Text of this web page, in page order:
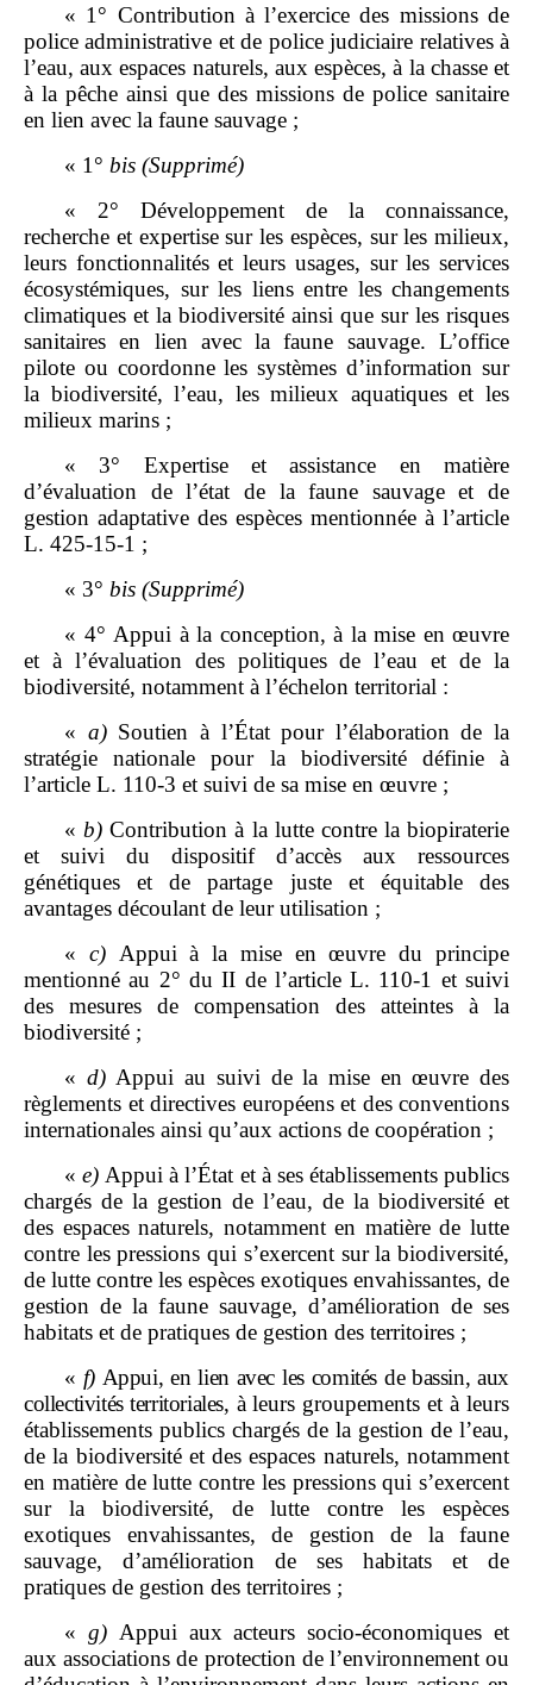
« 1° Contribution à l’exercice des missions de
police administrative et de police judiciaire relatives à
l’eau, aux espaces naturels, aux espèces, à la chasse et
à la pêche ainsi que des missions de police sanitaire
en lien avec la faune sauvage ;
« 1° bis (Supprimé)
« 2° Développement de la connaissance,
recherche et expertise sur les espèces, sur les milieux,
leurs fonctionnalités et leurs usages, sur les services
écosystémiques, sur les liens entre les changements
climatiques et la biodiversité ainsi que sur les risques
sanitaires en lien avec la faune sauvage. L’office
pilote ou coordonne les systèmes d’information sur
la biodiversité, l’eau, les milieux aquatiques et les
milieux marins ;
« 3° Expertise et assistance en matière
d’évaluation de l’état de la faune sauvage et de
gestion adaptative des espèces mentionnée à l’article
L. 425‑15‑1 ;
« 3° bis (Supprimé)
« 4° Appui à la conception, à la mise en œuvre
et à l’évaluation des politiques de l’eau et de la
biodiversité, notamment à l’échelon territorial :
« a)Soutien à l’État pour l’élaboration de la
stratégie nationale pour la biodiversité définie à
l’article L. 110‑3 et suivi de sa mise en œuvre ;
«b) Contribution à la lutte contre la biopiraterie
et suivi du dispositif d’accès aux ressources
génétiques et de partage juste et équitable des
avantages découlant de leur utilisation ;
« c)Appui à la mise en œuvre du principe
mentionné au 2° du II de l’article L. 110‑1 et suivi
des mesures de compensation des atteintes à la
biodiversité ;
« d)Appui au suivi de la mise en œuvre des
règlements et directives européens et des conventions
internationales ainsi qu’aux actions de coopération ;
«e) Appui à l’État et à ses établissements publics
chargés de la gestion de l’eau, de la biodiversité et
des espaces naturels, notamment en matière de lutte
contre les pressions qui s’exercent sur la biodiversité,
de lutte contre les espèces exotiques envahissantes, de
gestion de la faune sauvage, d’amélioration de ses
habitats et de pratiques de gestion des territoires ;
« f) Appui, en lien avec les comités de bassin, aux
collectivités territoriales, à leurs groupements et à leurs
établissements publics chargés de la gestion de l’eau,
de la biodiversité et des espaces naturels, notamment
en matière de lutte contre les pressions qui s’exercent
sur la biodiversité, de lutte contre les espèces
exotiques envahissantes, de gestion de la faune
sauvage, d’amélioration de ses habitats et de
pratiques de gestion des territoires ;
« g)Appui aux acteurs socio-économiques et
aux associations de protection de l’environnement ou